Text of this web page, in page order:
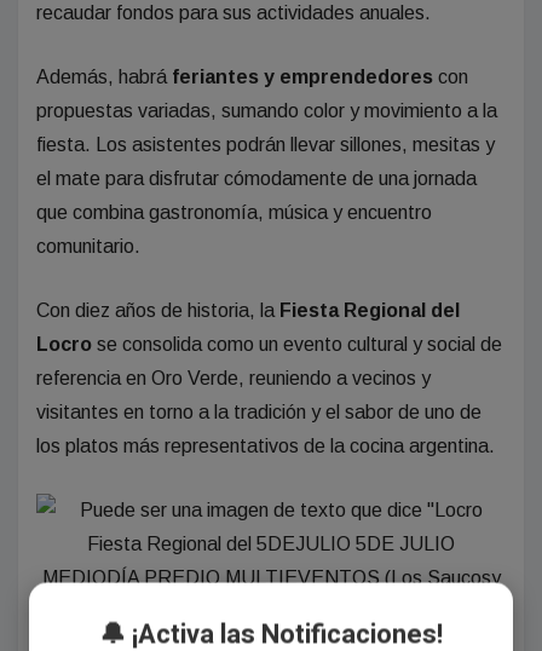
recaudar fondos para sus actividades anuales.
Además, habrá feriantes y emprendedores con
propuestas variadas, sumando color y movimiento a la
fiesta. Los asistentes podrán llevar sillones, mesitas y
el mate para disfrutar cómodamente de una jornada
que combina gastronomía, música y encuentro
comunitario.
Con diez años de historia, la Fiesta Regional del
Locro se consolida como un evento cultural y social de
referencia en Oro Verde, reuniendo a vecinos y
visitantes en torno a la tradición y el sabor de uno de
los platos más representativos de la cocina argentina.
🔔 ¡Activa las Notificaciones!